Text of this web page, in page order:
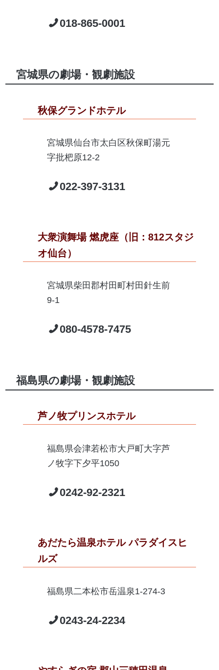
018-865-0001
宮城県の劇場・観劇施設
秋保グランドホテル
宮城県仙台市太白区秋保町湯元
字批杷原12-2
022-397-3131
大衆演舞場 燃虎座（旧：812スタジ
オ仙台）
宮城県柴田郡村田町村田針生前
9-1
080-4578-7475
福島県の劇場・観劇施設
芦ノ牧プリンスホテル
福島県会津若松市大戸町大字芦
ノ牧字下夕平1050
0242-92-2321
あだたら温泉ホテル パラダイスヒ
ルズ
福島県二本松市岳温泉1-274-3
0243-24-2234